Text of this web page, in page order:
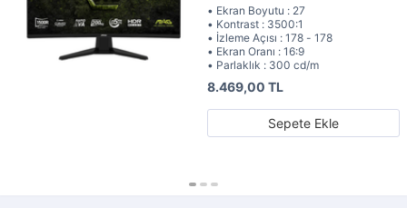
• Ekran Boyutu : 27
• Kontrast : 3500:1
• İzleme Açısı : 178 - 178
• Ekran Oranı : 16:9
• Parlaklık : 300 cd/m
8.469,00 TL
Sepete Ekle